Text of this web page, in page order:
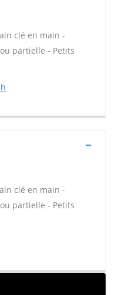
clé en main -
partielle - Petits
clé en main -
partielle - Petits